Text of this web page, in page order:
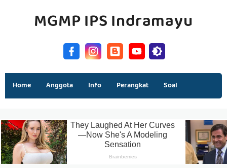
MGMP IPS Indramayu
Home Anggota Info Perangkat Soal